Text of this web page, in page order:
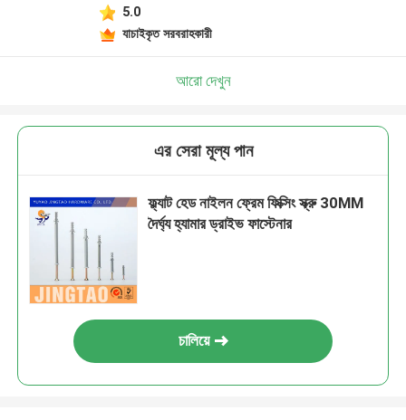
5.0
যাচাইকৃত সরবরাহকারী
আরো দেখুন
এর সেরা মূল্য পান
ফ্ল্যাট হেড নাইলন ফ্রেম ফিক্সিং স্ক্রু 30MM
দৈর্ঘ্য হ্যামার ড্রাইভ ফাস্টেনার
চালিয়ে